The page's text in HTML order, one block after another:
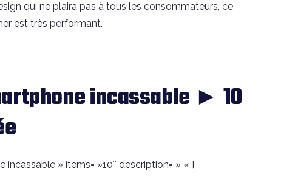
qui ne plaira pas à tous les consommateurs, ce
est très performant.
incassable ► 10
» items= »10″ description= » « ]